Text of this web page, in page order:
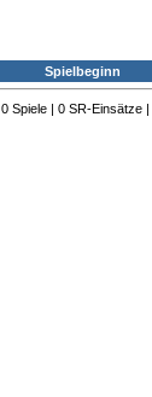
Spielbeginn
0 Spiele | 0 SR-Einsätze |